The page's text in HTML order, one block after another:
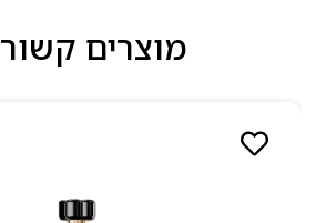
מוצרים